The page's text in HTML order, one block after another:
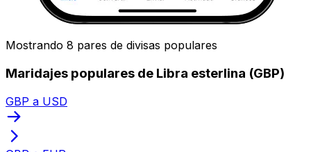
Mostrando 8 pares de divisas populares
Maridajes populares de Libra esterlina (GBP)
GBP a USD